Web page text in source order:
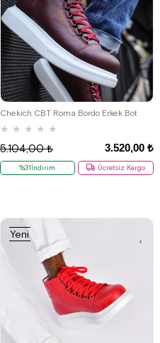
Chekich CBT Roma Bordo Erkek Bot
★ ★ ★ ★ ★
3.520,00 ₺
5.104,00 ₺
%31İndirim Ücretsiz Kargo
36 37 38 39 40 41
42
43
44 45
Yeni